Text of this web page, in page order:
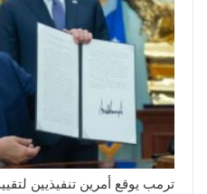
ترمب يوقع أمرين تنفيذيين